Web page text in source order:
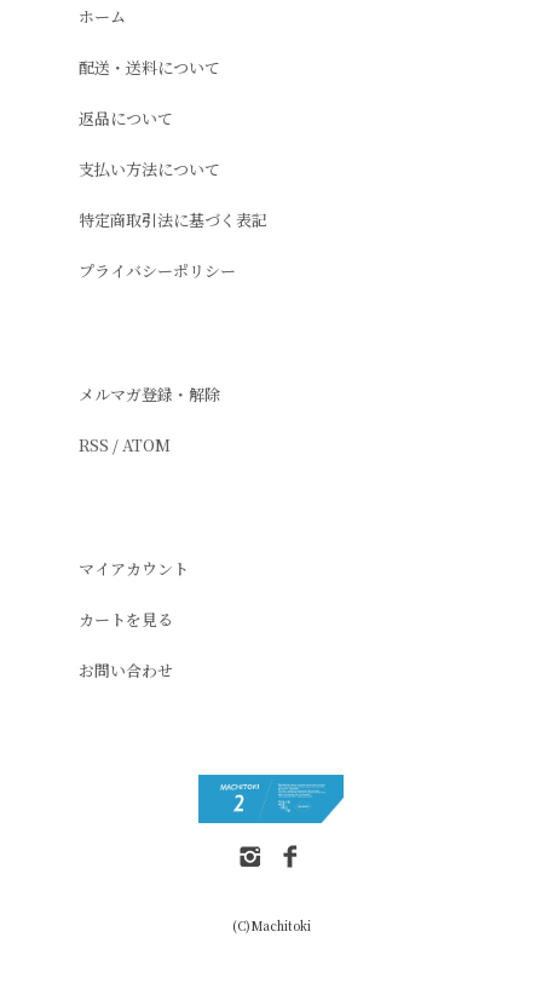
ホーム
配送・送料について
返品について
支払い方法について
特定商取引法に基づく表記
プライバシーポリシー
メルマガ登録・解除
RSS /ATOM
マイアカウント
カートを見る
お問い合わせ
(C)Machitoki